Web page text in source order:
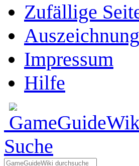
Zufällige
Impressum
Hilfe
Suche